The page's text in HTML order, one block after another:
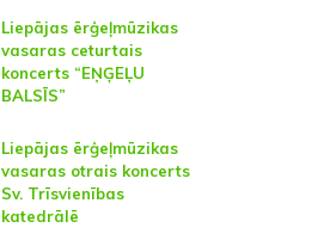
Liepājas ērģeļmūzikas
vasaras ceturtais
koncerts “EŅĢEĻU
BALSĪS”
Liepājas ērģeļmūzikas
vasaras otrais koncerts
Sv. Trīsvienības
katedrālē